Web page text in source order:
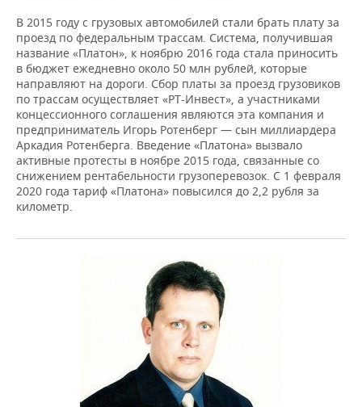
В 2015 году с грузовых автомобилей стали брать плату за
проезд по федеральным трассам. Система, получившая
название «Платон», к ноябрю 2016 года стала приносить
в бюджет ежедневно около 50 млн рублей, которые
направляют на дороги. Сбор платы за проезд грузовиков
по трассам осуществляет «РТ-Инвест», а участниками
концессионного соглашения являются эта компания и
предприниматель Игорь Ротенберг — сын миллиардера
Аркадия Ротенберга. Введение «Платона» вызвало
активные протесты в ноябре 2015 года, связанные со
снижением рентабельности грузоперевозок. С 1 февраля
2020 года тариф «Платона» повысился до 2,2 рубля за
километр.